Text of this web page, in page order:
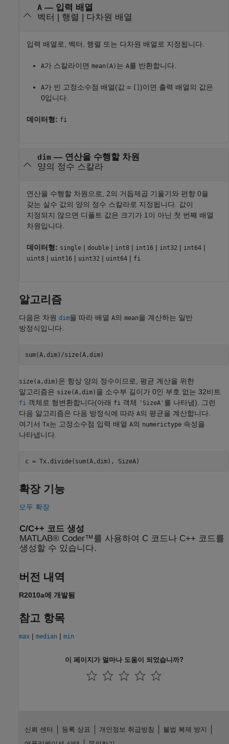
A— 입력 배열
벡터 | 행렬 | 다차원 배열
입력 배열로, 벡터, 행렬 또는 다차원 배열로 지정됩니다.
A가 스칼라이면 mean(A) 는 A를 반환합니다.
A가 빈 고정소수점 배열(값 =
)이면 출력 배열의 값은
0입니다.
데이터형: fi
dim— 연산을 수행할 차원
양의 정수 스칼라
연산을 수행할 차원으로, 2의 거듭제곱 기울기와 편향 0을
갖는 실수 값의 양의 정수 스칼라로 지정됩니다. 값이
지정되지 않으면 디폴트 값은 크기가 1이 아닌 첫 번째 배열
차원입니다.
데이터형: single | double | int8 | int16 | int32 | int64 |
uint8 | uint16 | uint32 | uint64 | fi
알고리즘
다음은 차원 dim을 따라 배열 A의 mean을 계산하는 일반
방정식입니다.
sum(A,dim)/size(A,dim)
size(a,dim) 은 항상 양의 정수이므로, 평균 계산을 위한
알고리즘은 size(A,dim) 을 소수부 길이가 0인 부호 없는 32비트
fi 객체로 형변환합니다(아래 fi 객체 'SizeA' 를 나타냄). 그런
다음 알고리즘은 다음 방정식에 따라 A의 평균을 계산합니다.
여기서 Tx는 고정소수점 입력 배열 A의 numerictype 속성을
나타냅니다.
c = Tx.divide(sum(A,dim), SizeA)
확장 기능
모두 확장
C/C++ 코드 생성
MATLAB® Coder™를 사용하여 C 코드나 C++ 코드를
생성할 수 있습니다.
버전 내역
R2010a에 개발됨
참고 항목
max | median | min
이 페이지가 얼마나 도움이 되었습니까?
신뢰 센터 등록 상표 개인정보 취급방침
불법 복제 방지